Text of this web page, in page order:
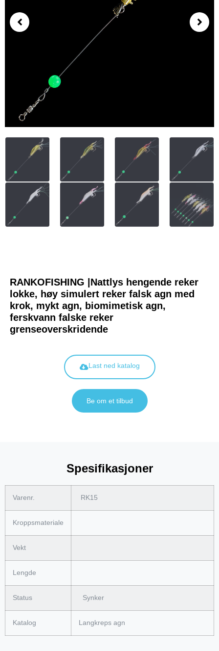
RANKOFISHING |Nattlys hengende reker
lokke, høy simulert reker falsk agn med
krok, mykt agn, biomimetisk agn,
ferskvann falske reker
grenseoverskridende
Last ned katalog
Be om et tilbud
Spesifikasjoner
Varenr. RK15
Kroppsmateriale
Vekt
Lengde
Status Synker
Katalog Langkreps agn